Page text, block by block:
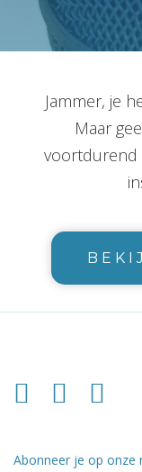
Jammer, je
Maar
voortdurend
Abonneer je op onze